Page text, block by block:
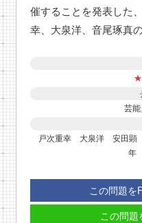
催することを発表した
幸、大泉洋、音尾琢真
★
芸
戸次重幸 大泉洋 安田顕
年
この問題を
この問題